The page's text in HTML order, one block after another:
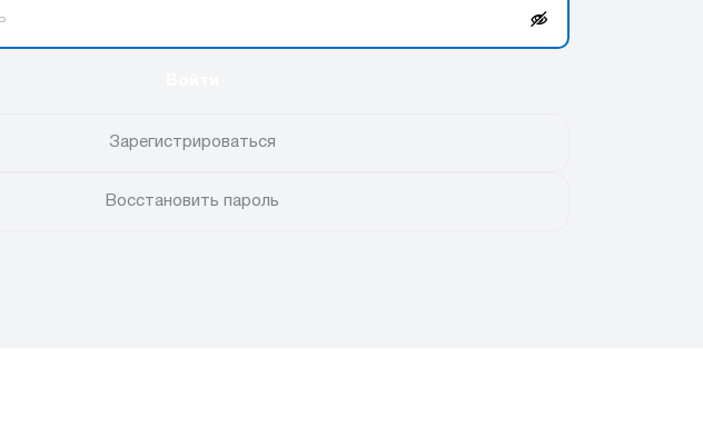
Зарегистрироваться
Восстановить пароль